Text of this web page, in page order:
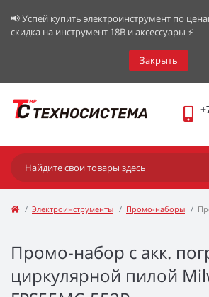
📢 Успей купить электроинструмент по
скидка на инструмент 18В и аксессуары ⚡️
Закрыть
Электроинструменты Промо-наборы
Промо-набор с акк.
циркулярной пилой